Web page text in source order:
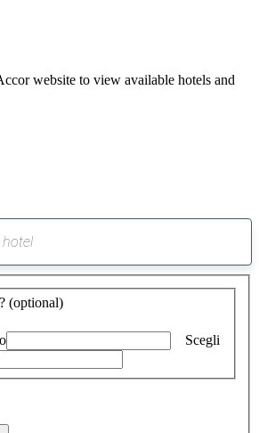
website to view available hotels and
suggerimento
trovato
(optional)
Scegli